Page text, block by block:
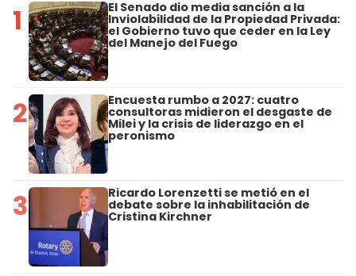
1 El Senado dio media sanción a la
Inviolabilidad de la Propiedad Privada:
el Gobierno tuvo que ceder en la Ley
del Manejo del Fuego
2 Encuesta rumbo a 2027: cuatro
consultoras midieron el desgaste de
Milei y la crisis de liderazgo en el
peronismo
3 Ricardo Lorenzetti se metió en el
debate sobre la inhabilitación de
Cristina Kirchner